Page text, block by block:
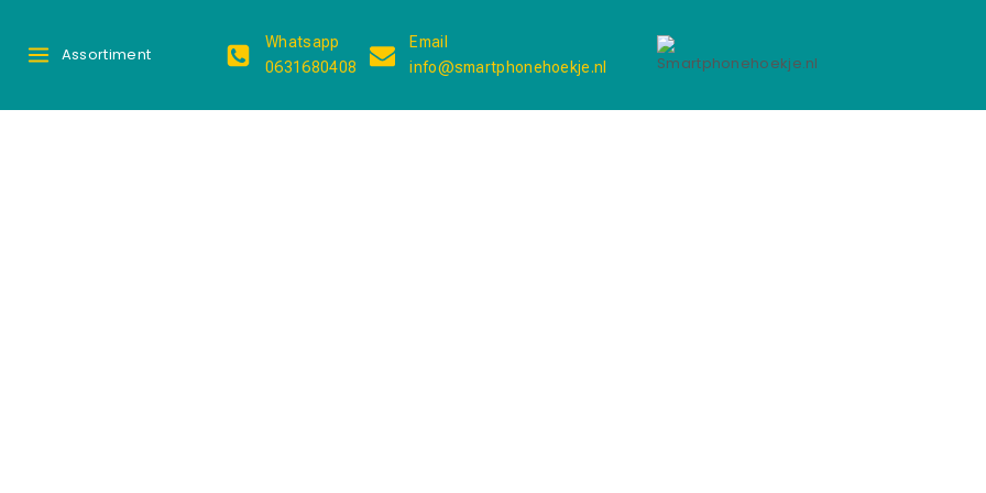
Assortiment
Whatsapp
0631680408
Email
info@smartphonehoekje.nl